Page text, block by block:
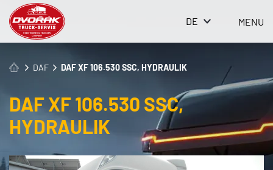
MENU
DE
DAF DAF XF 106.530 SSC, HYDRAULIK
DAF XF 106.530 SSC,
HYDRAULIK